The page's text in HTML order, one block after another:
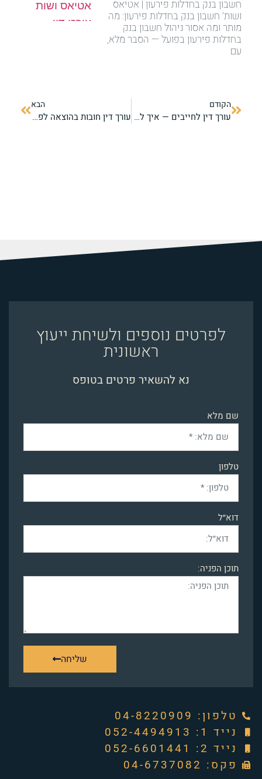
חשבון בנק בחדלות פירעון | אטיאס
ושות' חשבון בנק בחדלות פירעון: מה
מותר ומה אסור ניהול חשבון בנק
בחדלות פירעון בפועל — הסבר מלא,
עם
הקודם
עורך דין לחייבים — איך לבחור את המגן המשפטי שלך מול חובות והוצאה לפועל
הבא
עורך דין חובות בהוצאה לפועל — תושבי הקריות והצפון
לפרטים נוספים ולשיחת ייעוץ
ראשונית
נא להשאיר פרטים בטופס
שם מלא
טלפון
דוא״ל
תוכן הפניה:
שליחה
טלפון: ‭04-8220909‬
נייד 1: 052-4494913
נייד 2: 052-6601441
פקס: 04-6737082